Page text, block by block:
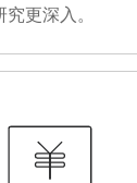
更深入。